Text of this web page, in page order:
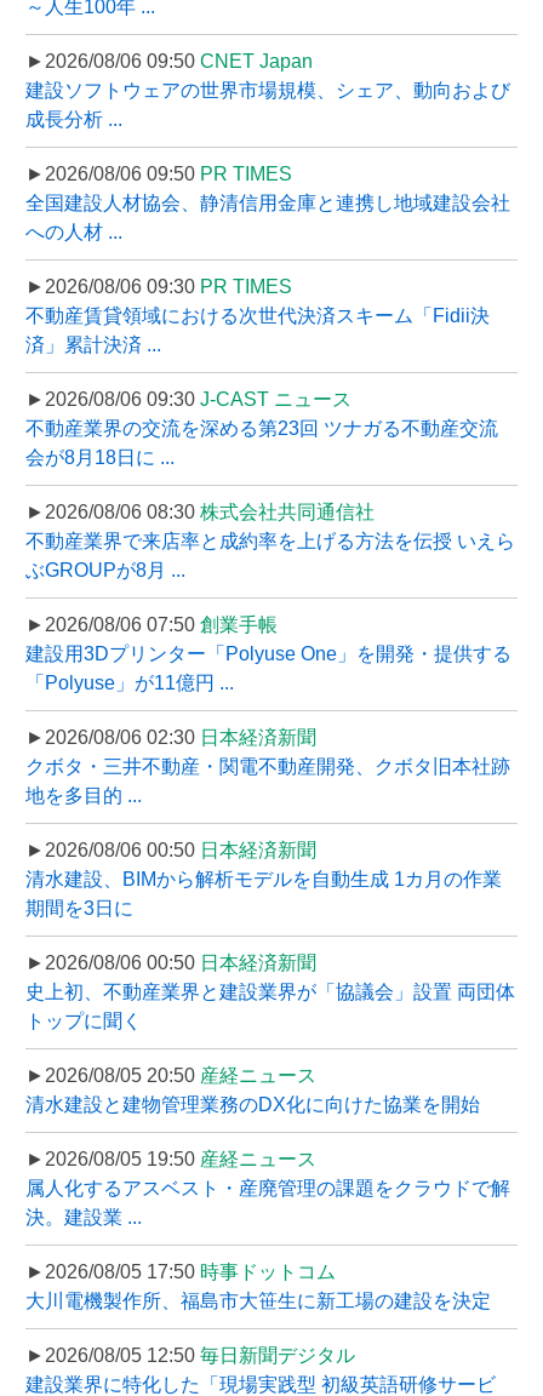
～人生100年 ...
►2026/08/06 09:50 CNET Japan
建設ソフトウェアの世界市場規模、シェア、動向および
成長分析 ...
►2026/08/06 09:50 PR TIMES
全国建設人材協会、静清信用金庫と連携し地域建設会社
への人材 ...
►2026/08/06 09:30 PR TIMES
不動産賃貸領域における次世代決済スキーム「Fidii決
済」累計決済 ...
►2026/08/06 09:30 J-CAST ニュース
不動産業界の交流を深める第23回 ツナガる不動産交流
会が8月18日に ...
►2026/08/06 08:30 株式会社共同通信社
不動産業界で来店率と成約率を上げる方法を伝授 いえら
ぶGROUPが8月 ...
►2026/08/06 07:50 創業手帳
建設用3Dプリンター「Polyuse One」を開発・提供する
「Polyuse」が11億円 ...
►2026/08/06 02:30 日本経済新聞
クボタ・三井不動産・関電不動産開発、クボタ旧本社跡
地を多目的 ...
►2026/08/06 00:50 日本経済新聞
清水建設、BIMから解析モデルを自動生成 1カ月の作業
期間を3日に
►2026/08/06 00:50 日本経済新聞
史上初、不動産業界と建設業界が「協議会」設置 両団体
トップに聞く
►2026/08/05 20:50 産経ニュース
清水建設と建物管理業務のDX化に向けた協業を開始
►2026/08/05 19:50 産経ニュース
属人化するアスベスト・産廃管理の課題をクラウドで解
決。建設業 ...
►2026/08/05 17:50 時事ドットコム
大川電機製作所、福島市大笹生に新工場の建設を決定
►2026/08/05 12:50 毎日新聞デジタル
建設業界に特化した「現場実践型 初級英語研修サービ